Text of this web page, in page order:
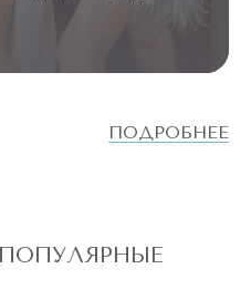
ПОДРОБНЕЕ